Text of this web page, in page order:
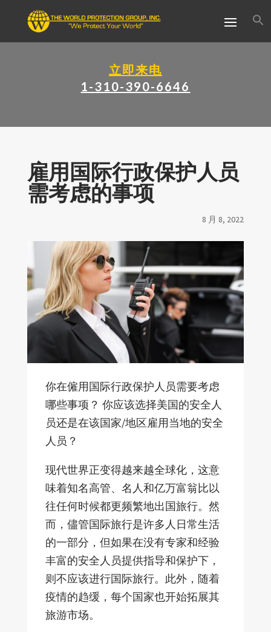
立即来电
1-310-390-6646
雇用国际行政保护人员
需考虑的事项
8 月 8, 2022
你在僱用国际行政保护人员需要考虑
哪些事项？ 你应该选择美国的安全人
员还是在该国家/地区雇用当地的安全
人员？
现代世界正变得越来越全球化，这意
味着知名高管、名人和亿万富翁比以
往任何时候都更频繁地出国旅行。然
而，儘管国际旅行是许多人日常生活
的一部分，但如果在没有专家和经验
丰富的安全人员提供指导和保护下，
则不应该进行国际旅行。此外，随着
疫情的趋缓，每个国家也开始拓展其
旅游市场。